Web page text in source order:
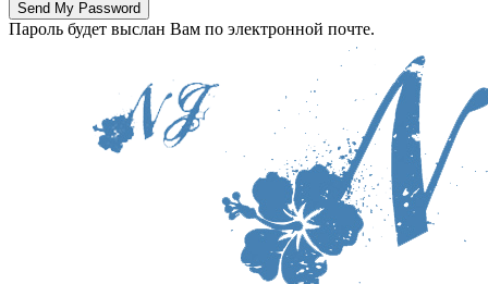
Пароль будет выслан Вам по электронной почте.